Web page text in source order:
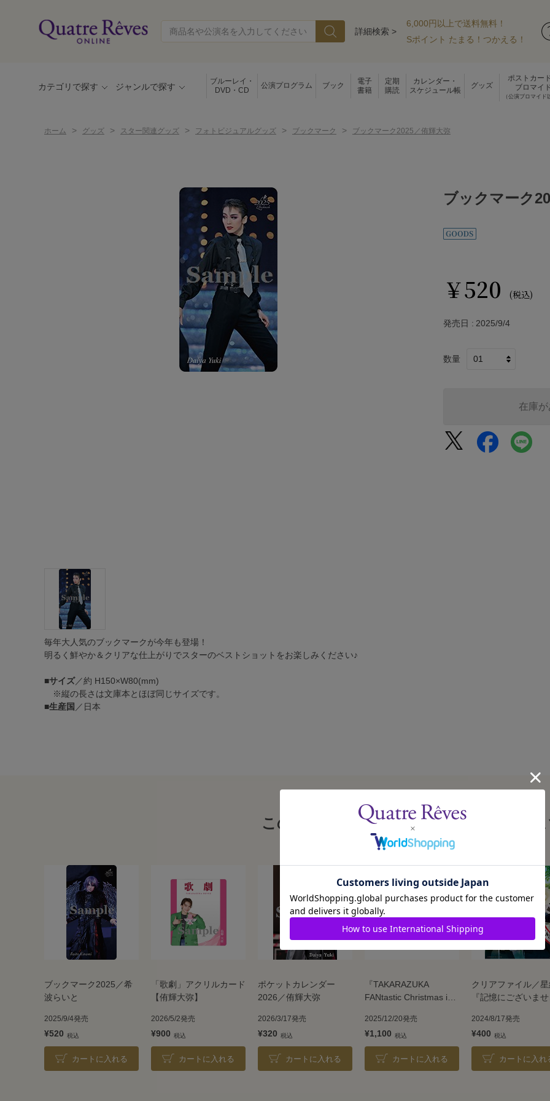
詳細検索 >
6,000円以上で送料無料！
Sポイント たまる！つかえる！
カテゴリで探す ジャンルで探す
ブルーレイ・
DVD・CD
公演プログラム ブック
電子
書籍
定期
購読
カレンダー・
スケジュール帳
グッズ
ポストカー
ブロマイ
（公演ブロマイド
ホーム > グッズ > スター関連グッズ > フォトビジュアルグッズ > ブックマーク > ブックマーク2025／侑輝大弥
毎年大人気のブックマークが今年も登場！
明るく鮮やか＆クリアな仕上がりでスターのベストショットをお楽しみください♪
■サイズ／約 H150×W80(mm)
※縦の長さは文庫本とほぼ同じサイズです。
■生産国 ／日本
ブックマーク
￥520 (税込)
発売日 2025/9/4
数量
在庫
この商品を見た人はこんな商品も見てい
ブックマーク2025／希
波らいと
2025/9/4発売
¥520
カートに入れる
「歌劇」アクリルカード
【侑輝大弥】
2026/5/2発売
¥900
カートに入れる
ポケットカレンダー
2026／侑輝大弥
2026/3/17発売
¥320
カートに入れる
『TAKARAZUKA
FANtastic Christmas in
ー by LESLIE KEE／暁
千星
2025/12/20発売
¥1,100
カートに入れる
クリアファイル／
『記憶にございませ
―Destino―』
2024/8/17発売
¥400
カートに入れ